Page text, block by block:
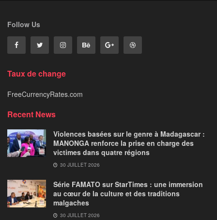
Follow Us
Taux de change
FreeCurrencyRates.com
Recent News
Violences basées sur le genre à Madagascar :
MANONGA renforce la prise en charge des
victimes dans quatre régions
30 JUILLET 2026
Série FAMATO sur StarTimes : une immersion
au cœur de la culture et des traditions
malgaches
30 JUILLET 2026